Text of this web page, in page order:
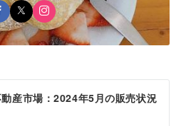
産市場：2024年5月の販売状況